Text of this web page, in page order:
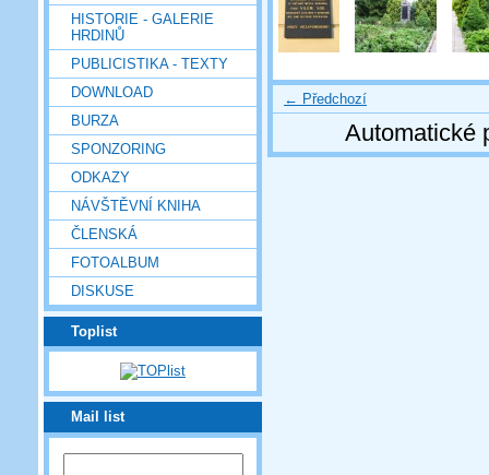
HISTORIE - GALERIE
HRDINŮ
PUBLICISTIKA - TEXTY
DOWNLOAD
BURZA
SPONZORING
ODKAZY
NÁVŠTĚVNÍ KNIHA
ČLENSKÁ
FOTOALBUM
DISKUSE
Toplist
Mail list
← Předchozí
Automatické